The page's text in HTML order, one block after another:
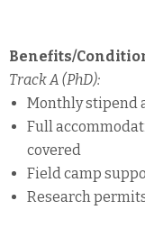
Benefits/
Track A (PhD):
Monthly stipend
Full
covered
Field camp
Research